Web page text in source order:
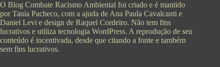
O Blog Combate Racismo Ambiental foi criado e é mantido
por Tania Pacheco, com a ajuda de Ana Paula Cavalcanti e
Daniel Levi e design de Raquel Cordeiro. Não tem fins
lucrativos e utiliza tecnologia WordPress. A reprodução de seu
conteúdo é incentivada, desde que citando a fonte e também
sem fins lucrativos.